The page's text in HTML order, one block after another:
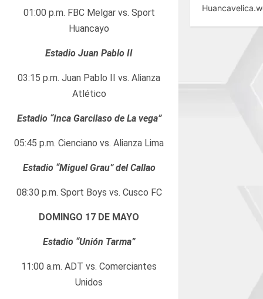
01:00 p.m. FBC Melgar vs. Sport
Huancayo
Estadio Juan Pablo II
03:15 p.m. Juan Pablo II vs. Alianza
Atlético
Estadio “Inca Garcilaso de La vega”
05:45 p.m. Cienciano vs. Alianza Lima
Estadio “Miguel Grau” del Callao
08:30 p.m. Sport Boys vs. Cusco FC
DOMINGO 17 DE MAYO
Estadio “Unión Tarma”
11:00 a.m. ADT vs. Comerciantes
Unidos